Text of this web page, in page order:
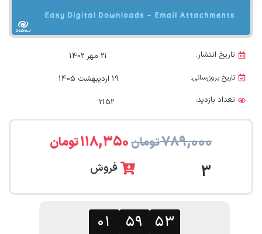
تاریخ انتشار: 21 مهر 1402
تاریخ بروزرسانی:
19 اردیبهشت 1405
تعداد بازدید:
2152
۷۸۹,۰۰۰تومان۱۱۸,۳۵۰تومان
3 فروش
۰۱ ۵۹ ۵۲